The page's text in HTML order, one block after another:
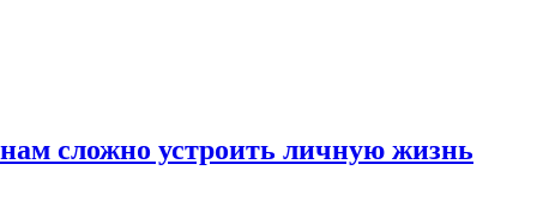
сложно устроить личную жизнь